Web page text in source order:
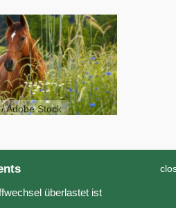
Adobe Stock
überlastet ist